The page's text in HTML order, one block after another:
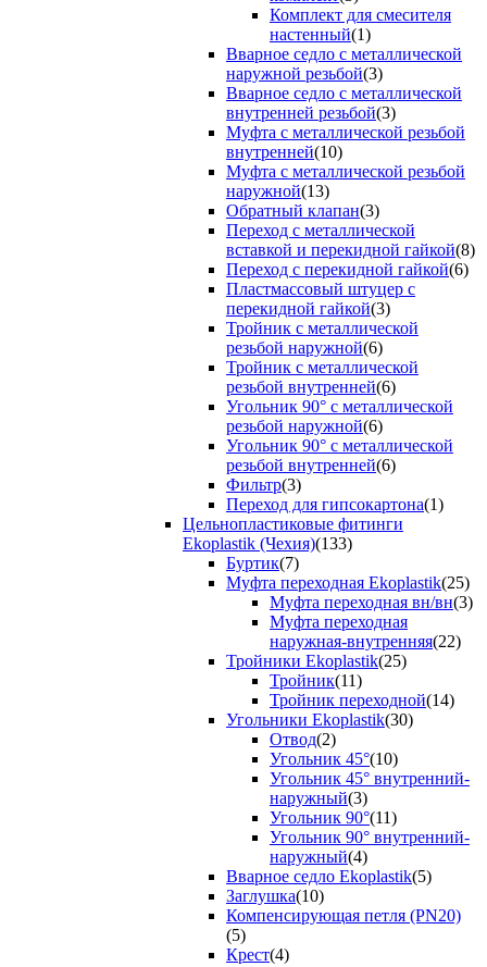
Комплект для смесителя
настенный(1)
Вварное седло с металлической
наружной резьбой(3)
Вварное седло с металлической
внутренней резьбой(3)
Муфта с металлической резьбой
внутренней(10)
Муфта с металлической резьбой
наружной(13)
Обратный клапан(3)
Переход с металлической
вставкой и перекидной гайкой(8)
Переход с перекидной гайкой(6)
Пластмассовый штуцер с
перекидной гайкой(3)
Тройник с металлической
резьбой наружной(6)
Тройник с металлической
резьбой внутренней(6)
Угольник 90° с металлической
резьбой наружной(6)
Угольник 90° с металлической
резьбой внутренней(6)
Фильтр(3)
Переход для гипсокартона(1)
Цельнопластиковые фитинги
Ekoplastik (Чехия)(133)
Буртик(7)
Муфта переходная Ekoplastik(25)
Муфта переходная вн/вн(3)
Муфта переходная
наружная-внутренняя(22)
Тройники Ekoplastik(25)
Тройник(11)
Тройник переходной(14)
Угольники Ekoplastik(30)
Отвод(2)
Угольник 45°(10)
Угольник 45° внутренний-
наружный(3)
Угольник 90°(11)
Угольник 90° внутренний-
наружный(4)
Вварное седло Ekoplastik(5)
Заглушка(10)
Компенсирующая петля (PN20)
(5)
Крест(4)